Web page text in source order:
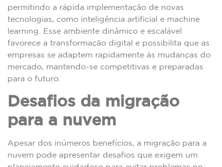
permitindo a rápida implementação de novas
tecnologias, como inteligência artificial e machine
learning. Esse ambiente dinâmico e escalável
favorece a transformação digital e possibilita que as
empresas se adaptem rapidamente às mudanças do
mercado, mantendo-se competitivas e preparadas
para o futuro.
Desafios da migração
para a nuvem
Apesar dos inúmeros benefícios, a migração para a
nuvem pode apresentar desafios que exigem um